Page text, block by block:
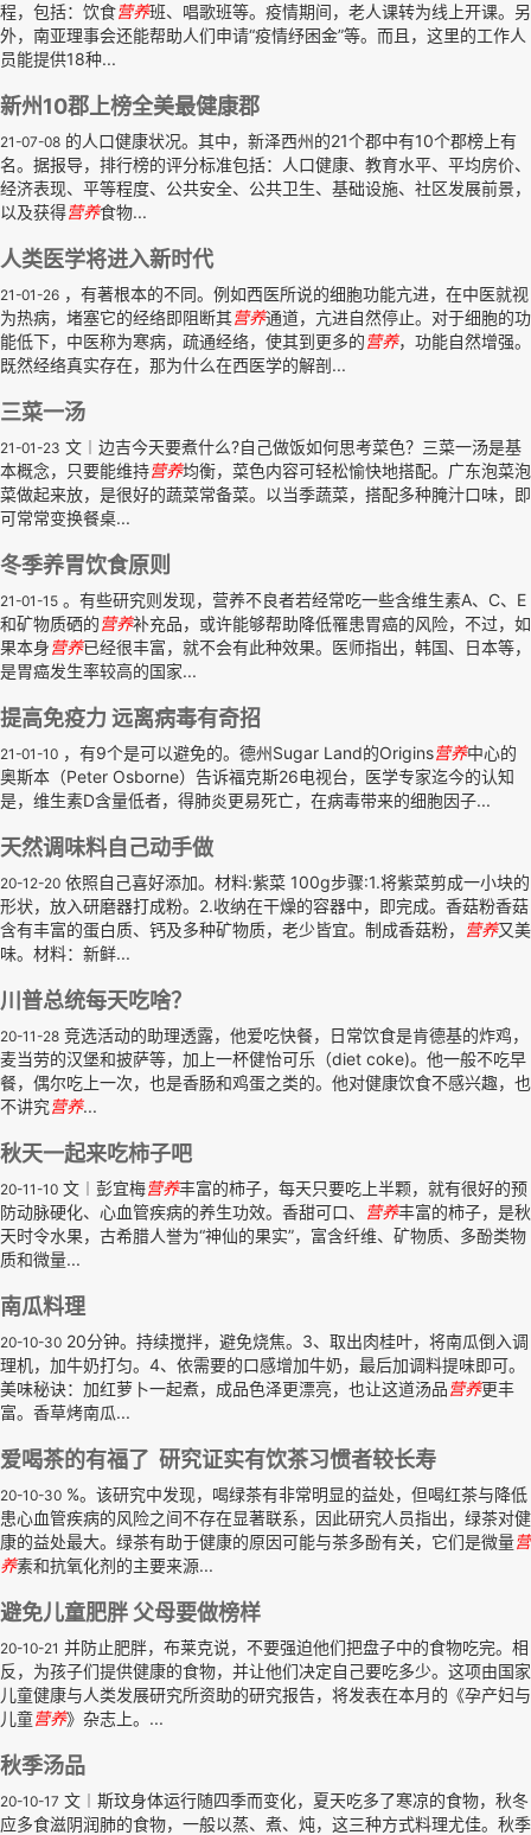
程，包括：饮食营养班、唱歌班等。疫情期间，老人课转为线上开课。另
外，南亚理事会还能帮助人们申请“疫情纾困金”等。而且，这里的工作人
员能提供18种...
新州10郡上榜全美最健康郡
21-07-08 的人口健康状况。其中，新泽西州的21个郡中有10个郡榜上有
名。据报导，排行榜的评分标准包括：人口健康、教育水平、平均房价、
经济表现、平等程度、公共安全、公共卫生、基础设施、社区发展前景，
以及获得营养食物...
人类医学将进入新时代
21-01-26 ，有著根本的不同。例如西医所说的细胞功能亢进，在中医就视
为热病，堵塞它的经络即阻断其营养通道，亢进自然停止。对于细胞的功
能低下，中医称为寒病，疏通经络，使其到更多的营养，功能自然增强。
既然经络真实存在，那为什么在西医学的解剖...
三菜一汤
21-01-23 文︱边吉今天要煮什么?自己做饭如何思考菜色？三菜一汤是基
本概念，只要能维持营养均衡，菜色内容可轻松愉快地搭配。广东泡菜泡
菜做起来放，是很好的蔬菜常备菜。以当季蔬菜，搭配多种腌汁口味，即
可常常变换餐桌...
冬季养胃饮食原则
21-01-15 。有些研究则发现，营养不良者若经常吃一些含维生素A、C、E
和矿物质硒的营养补充品，或许能够帮助降低罹患胃癌的风险，不过，如
果本身营养已经很丰富，就不会有此种效果。医师指出，韩国、日本等，
是胃癌发生率较高的国家...
提高免疫力 远离病毒有奇招
21-01-10 ，有9个是可以避免的。德州Sugar Land的Origins营养中心的
奥斯本（Peter Osborne）告诉福克斯26电视台，医学专家迄今的认知
是，维生素D含量低者，得肺炎更易死亡，在病毒带来的细胞因子...
天然调味料自己动手做
20-12-20 依照自己喜好添加。材料:紫菜 100g步骤:1.将紫菜剪成一小块的
形状，放入研磨器打成粉。2.收纳在干燥的容器中，即完成。香菇粉香菇
含有丰富的蛋白质、钙及多种矿物质，老少皆宜。制成香菇粉，
营养又美
味。材料：新鲜...
川普总统每天吃啥？
20-11-28 竞选活动的助理透露，他爱吃快餐，日常饮食是肯德基的炸鸡，
麦当劳的汉堡和披萨等，加上一杯健怡可乐（diet coke)。他一般不吃早
餐，偶尔吃上一次，也是香肠和鸡蛋之类的。他对健康饮食不感兴趣，也
不讲究营养...
秋天一起来吃柿子吧
20-11-10 文︱彭宜梅营养丰富的柿子，每天只要吃上半颗，就有很好的预
防动脉硬化、心血管疾病的养生功效。香甜可口、
营养丰富的柿子，是秋
天时令水果，古希腊人誉为“神仙的果实”，富含纤维、矿物质、多酚类物
质和微量...
南瓜料理
20-10-30 20分钟。持续搅拌，避免烧焦。3、取出肉桂叶，将南瓜倒入调
理机，加牛奶打匀。4、依需要的口感增加牛奶，最后加调料提味即可。
美味秘诀：加红萝卜一起煮，成品色泽更漂亮，也让这道汤品营养更丰
富。香草烤南瓜...
爱喝茶的有福了 研究证实有饮茶习惯者较长寿
20-10-30 %。该研究中发现，喝绿茶有非常明显的益处，但喝红茶与降低
患心血管疾病的风险之间不存在显著联系，因此研究人员指出，绿茶对健
康的益处最大。绿茶有助于健康的原因可能与茶多酚有关，它们是微量营
养素和抗氧化剂的主要来源...
避免儿童肥胖 父母要做榜样
20-10-21 并防止肥胖，布莱克说，不要强迫他们把盘子中的食物吃完。相
反，为孩子们提供健康的食物，并让他们决定自己要吃多少。这项由国家
儿童健康与人类发展研究所资助的研究报告，将发表在本月的《孕产妇与
儿童营养》杂志上。...
秋季汤品
20-10-17 文︱斯玟身体运行随四季而变化，夏天吃多了寒凉的食物，秋冬
应多食滋阴润肺的食物，一般以蒸、煮、炖，这三种方式料理尤佳。秋季